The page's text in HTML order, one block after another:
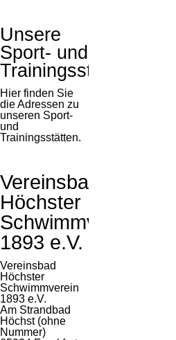
Unsere
Sport- und
Trainingsstätten
Hier finden Sie
die Adressen zu
unseren Sport-
und
Trainingsstätten.
Vereinsbad
Höchster
Schwimmverein
1893 e.V.
Vereinsbad
Höchster
Schwimmverein
1893 e.V.
Am Strandbad
Höchst (ohne
Nummer)